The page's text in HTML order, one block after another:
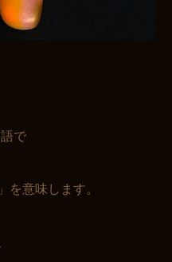
で
を意味します。